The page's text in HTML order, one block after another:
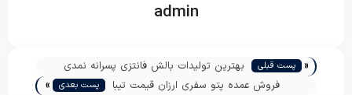
admin
« پست قبلی
بهترین تولیدات بالش فانتزی پسرانه نمدی
فروش عمده پتو سفری ارزان قیمت تیبا
پست بعدی »